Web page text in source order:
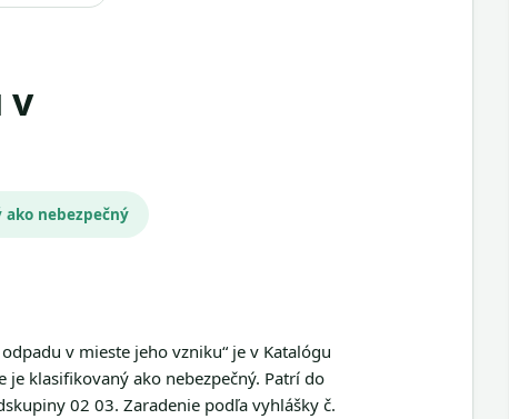
v
nebezpečný
v mieste jeho vzniku“ je v Katalógu
klasifikovaný ako nebezpečný. Patrí do
02 03. Zaradenie podľa vyhlášky č.